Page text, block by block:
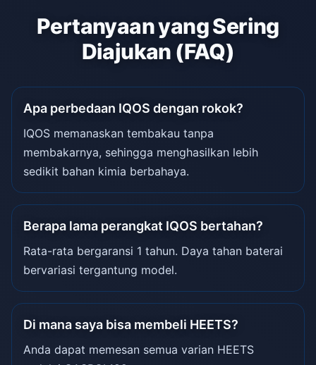
Pertanyaan yang Sering
Diajukan (FAQ)
Apa perbedaan IQOS dengan rokok?
IQOS memanaskan tembakau tanpa
membakarnya, sehingga menghasilkan lebih
sedikit bahan kimia berbahaya.
Berapa lama perangkat IQOS bertahan?
Rata-rata bergaransi 1 tahun. Daya tahan baterai
bervariasi tergantung model.
Di mana saya bisa membeli HEETS?
Anda dapat memesan semua varian HEETS